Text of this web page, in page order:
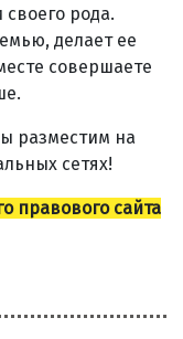
рода.
делает ее
совершаете
разместим на
сетях!
правового сайта